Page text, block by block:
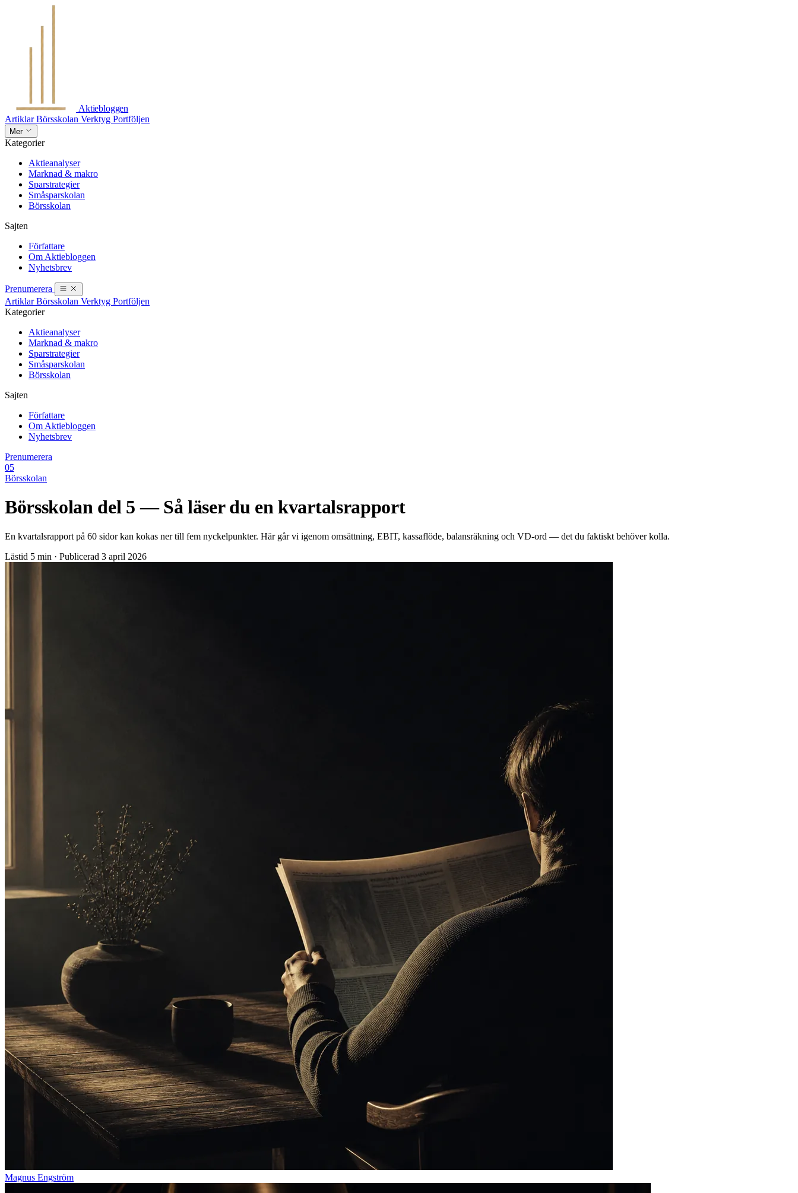
Aktiebloggen
ArtiklarBörsskolan Verktyg Portföljen
Mer
Kategorier
Aktieanalyser
Marknad & makro
Sparstrategier
Småsparskolan
Börsskolan
Sajten
Författare
Om Aktiebloggen
Nyhetsbrev
Prenumerera
ArtiklarBörsskolan Verktyg Portföljen
Kategorier
Aktieanalyser
Marknad & makro
Sparstrategier
Småsparskolan
Börsskolan
Sajten
Författare
Om Aktiebloggen
Nyhetsbrev
Prenumerera
05
Börsskolan
Börsskolan del 5 — Så läser du en kvartalsrapport
En kvartalsrapport på 60 sidor kan kokas ner till fem nyckelpunkter. Här går vi igenom omsättning, EBIT, kassaflöde, balansräkning och VD-ord — det du faktiskt behöver kolla.
Lästid 5 min · Publicerad 3 april 2026
Magnus Engström